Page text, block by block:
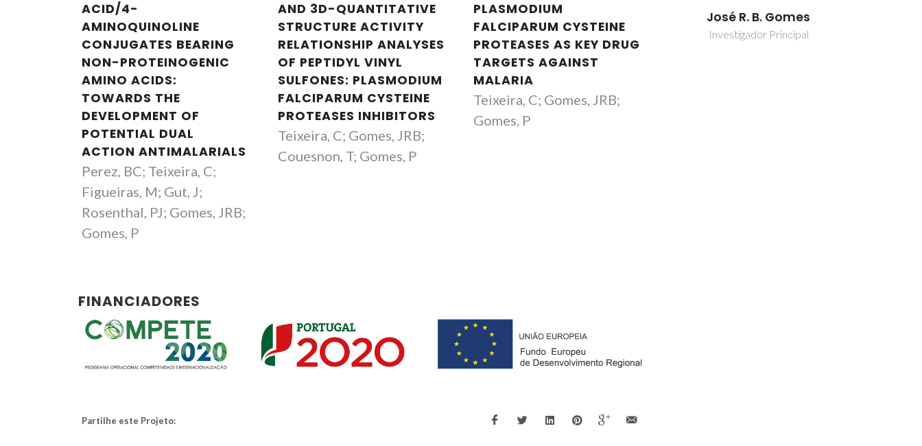
José R. B. Gomes
Investigador Principal
José R. B. Gomes
Investigador Principal
José R. B. Gomes
Investigador Principal
ACID/4-
AMINOQUINOLINE
CONJUGATES BEARING
NON-PROTEINOGENIC
AMINO ACIDS:
TOWARDS THE
DEVELOPMENT OF
POTENTIAL DUAL
ACTION ANTIMALARIALS
Perez, BC; Teixeira, C;
Figueiras, M; Gut, J;
Rosenthal, PJ; Gomes, JRB;
Gomes, P
AND 3D-QUANTITATIVE
STRUCTURE ACTIVITY
RELATIONSHIP ANALYSES
OF PEPTIDYL VINYL
SULFONES: PLASMODIUM
FALCIPARUM CYSTEINE
PROTEASES INHIBITORS
Teixeira, C; Gomes, JRB;
Couesnon, T; Gomes, P
PLASMODIUM
FALCIPARUM CYSTEINE
PROTEASES AS KEY DRUG
TARGETS AGAINST
MALARIA
Teixeira, C; Gomes, JRB;
Gomes, P
FINANCIADORES
Partilhe este Projeto: